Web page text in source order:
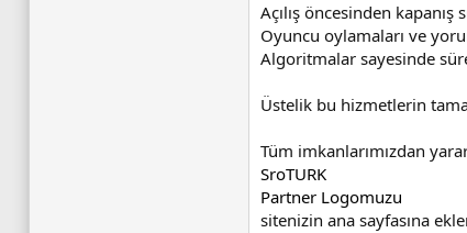
Açılış öncesinden
Oyuncu oylamaları ve
Algoritmalar sayesinde
Üstelik bu hizmetlerin
Tüm imkanlarımızdan
SroTURK
Partner Logomuzu
sitenizin ana sayfasına